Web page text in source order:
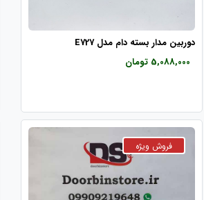
دوربین مدار بسته دام مدل E727
5,088,000 تومان